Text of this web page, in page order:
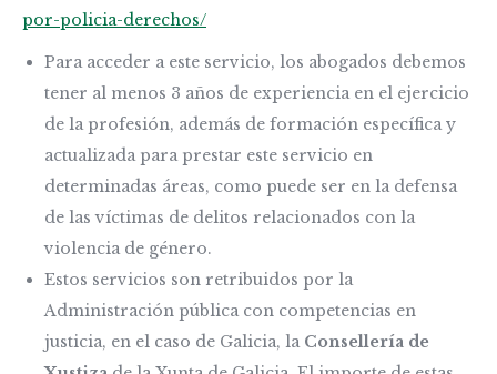
por-policia-derechos/
Para acceder a este servicio, los abogados debemos
tener al menos 3 años de experiencia en el ejercicio
de la profesión, además de formación específica y
actualizada para prestar este servicio en
determinadas áreas, como puede ser en la defensa
de las víctimas de delitos relacionados con la
violencia de género.
Estos servicios son retribuidos por la
Administración pública con competencias en
justicia, en el caso de Galicia, la Consellería de